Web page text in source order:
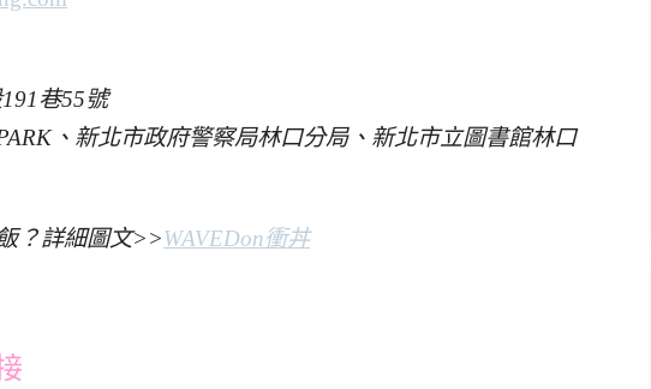
巷55號
、新北市政府警察局林口分局、新北市立圖書館林口
？詳細圖文>>WAVEDon衝丼